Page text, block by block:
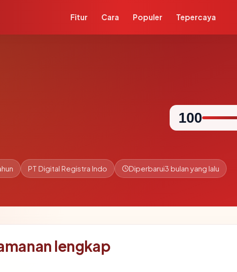
Fitur Cara Populer Tepercaya
100
PT Digital Registra Indo Diperbarui3 bulan yang lalu
lengkap